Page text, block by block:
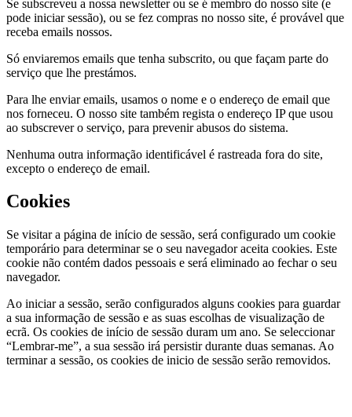
Se subscreveu a nossa newsletter ou se é membro do nosso site (e
pode iniciar sessão), ou se fez compras no nosso site, é provável que
receba emails nossos.
Só enviaremos emails que tenha subscrito, ou que façam parte do
serviço que lhe prestámos.
Para lhe enviar emails, usamos o nome e o endereço de email que
nos forneceu. O nosso site também regista o endereço IP que usou
ao subscrever o serviço, para prevenir abusos do sistema.
Nenhuma outra informação identificável é rastreada fora do site,
excepto o endereço de email.
Cookies
Se visitar a página de início de sessão, será configurado um cookie
temporário para determinar se o seu navegador aceita cookies. Este
cookie não contém dados pessoais e será eliminado ao fechar o seu
navegador.
Ao iniciar a sessão, serão configurados alguns cookies para guardar
a sua informação de sessão e as suas escolhas de visualização de
ecrã. Os cookies de início de sessão duram um ano. Se seleccionar
“Lembrar-me”, a sua sessão irá persistir durante duas semanas. Ao
terminar a sessão, os cookies de inicio de sessão serão removidos.